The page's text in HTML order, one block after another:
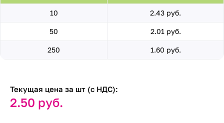
10 2.43 руб.
50 2.01 руб.
250 1.60 руб.
Текущая цена за шт (с НДС):
2.50 руб.